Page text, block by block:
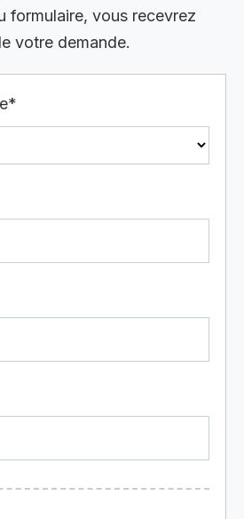
formulaire, vous recevrez
votre demande.